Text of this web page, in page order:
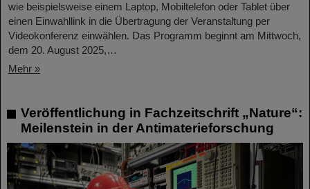
wie beispielsweise einem Laptop, Mobiltelefon oder Tablet über
einen Einwahllink in die Übertragung der Veranstaltung per
Videokonferenz einwählen. Das Programm beginnt am Mittwoch,
dem 20. August 2025,…
Mehr »
Veröffentlichung in Fachzeitschrift „Nature“:
Meilenstein in der Antimaterieforschung